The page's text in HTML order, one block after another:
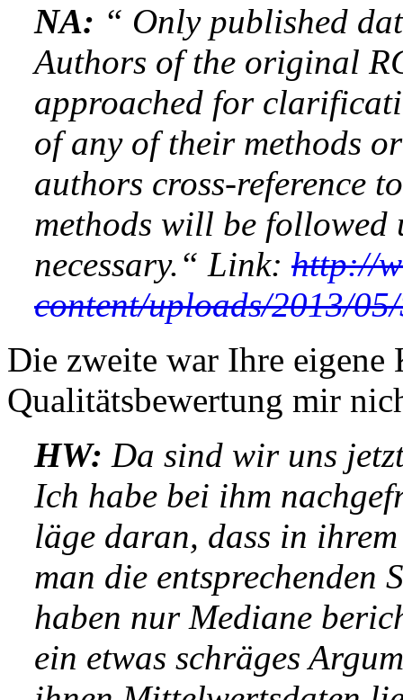
NA: “ Only published
Authors of the original
approached for
of any of their methods
authors cross-reference
methods will be followed
necessary.“ Link: http://
content/uploads/2013/
Die zweite war Ihre
Qualitätsbewertung mir
HW: Da sind wir uns
Ich habe bei ihm
läge daran, dass in
man die entsprechenden
haben nur Mediane
ein etwas schräges